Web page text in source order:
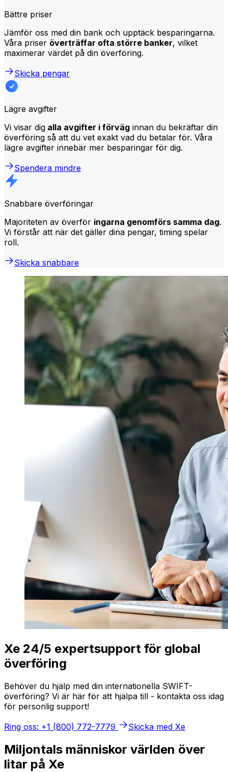
Bättre priser
Jämför oss med din bank och upptäck besparingarna.
Våra priser överträffar ofta större banker, vilket
maximerar värdet på din överföring.
Skicka pengar
Lägre avgifter
Vi visar dig alla avgifter i förväg innan du bekräftar din
överföring så att du vet exakt vad du betalar för. Våra
lägre avgifter innebär mer besparingar för dig.
Spendera mindre
Snabbare överföringar
Majoriteten av överför ingarna genomförs samma dag.
Vi förstår att när det gäller dina pengar, timing spelar
roll.
Skicka snabbare
Xe 24/5 expertsupport för global
överföring
Behöver du hjälp med din internationella SWIFT-
överföring? Vi är här för att hjälpa till - kontakta oss idag
för personlig support!
Ring oss: +1 (800) 772-7779
Skicka med Xe
Miljontals människor världen över
litar på Xe